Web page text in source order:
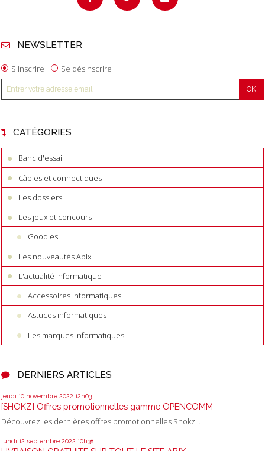
NEWSLETTER
S'inscrire Se désinscrire
CATÉGORIES
Banc d'essai
Câbles et connectiques
Les dossiers
Les jeux et concours
Goodies
Les nouveautés Abix
L'actualité informatique
Accessoires informatiques
Astuces informatiques
Les marques informatiques
DERNIERS ARTICLES
jeudi 10 novembre 2022 12h03
[SHOKZ] Offres promotionnelles gamme OPENCOMM
Découvrez les dernières offres promotionnelles Shokz...
lundi 12 septembre 2022 10h38